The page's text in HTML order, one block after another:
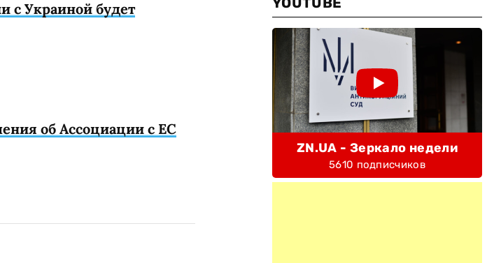
с Украиной будет
об Ассоциации с ЕС
ZN.UA - Зеркало недели
5610 подписчиков